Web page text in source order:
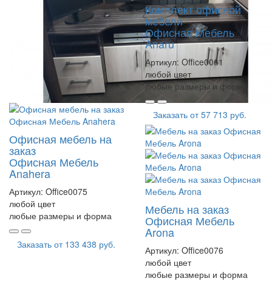
Офисная мебель на
заказ
Офисная Мебель
Anahera
Артикул: Office0075
любой цвет
любые размеры и форма
Заказать от 133 438 руб.
Комплект офисной
мебели
Офисная Мебель
Anaru
Артикул: Office0061
любой цвет
любые размеры и форма
Заказать от57 713 руб.
Мебель на заказ
Офисная Мебель
Arona
Артикул: Office0076
любой цвет
любые размеры и форма